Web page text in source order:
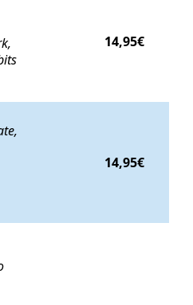
14,95€
tomate, fondue de queso
14,95€
de pollo rebozado con